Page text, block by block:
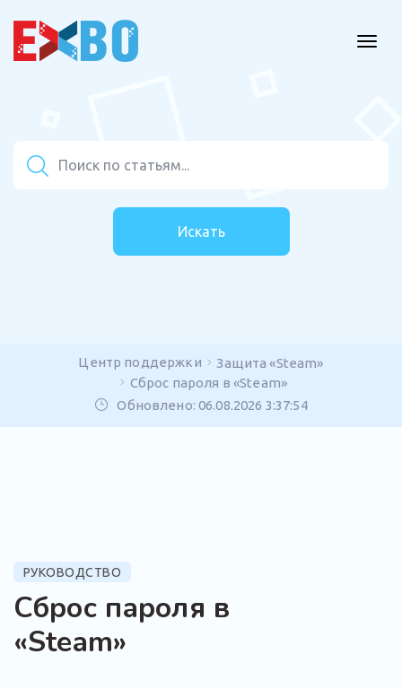
Искать
Центр поддержки
Защита «Steam»
Сброс пароля в «Steam»
Обновлено: 06.08.2026 3:37:54
РУКОВОДСТВО
Сброс пароля в
«Steam»